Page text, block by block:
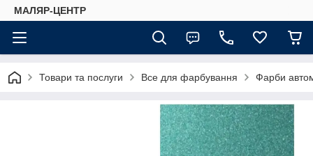
МАЛЯР-ЦЕНТР
Товари та послуги Все для фарбування Фарби